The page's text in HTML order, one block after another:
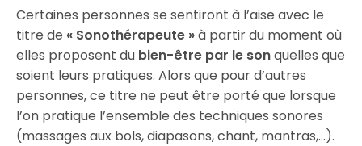
Certaines personnes se sentiront à l’aise avec le
titre de « Sonothérapeute »à partir du moment où
elles proposent du bien-être par le sonquelles que
soient leurs pratiques. Alors que pour d’autres
personnes, ce titre ne peut être porté que lorsque
l’on pratique l’ensemble des techniques sonores
(massages aux bols, diapasons, chant, mantras,…).